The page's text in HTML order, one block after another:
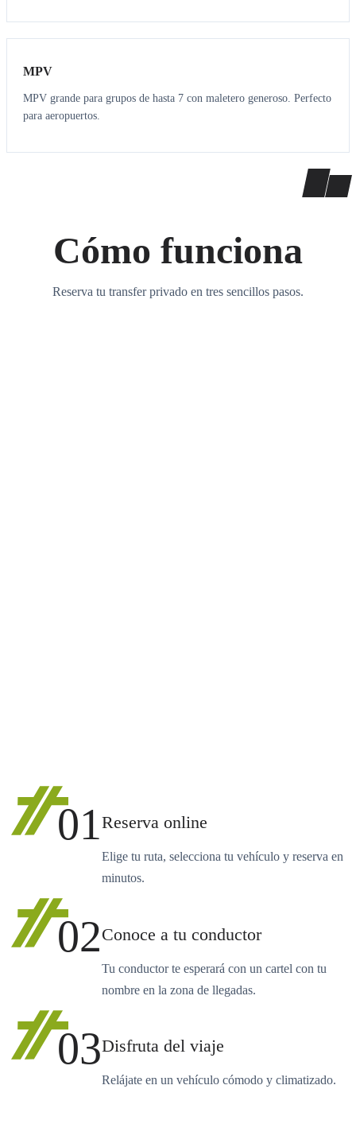
7 7
MPV
MPV grande para grupos de hasta 7 con maletero generoso. Perfecto
para aeropuertos.
Cómo funciona
Reserva tu transfer privado en tres sencillos pasos.
01Reserva online
Elige tu ruta, selecciona tu vehículo y reserva en
minutos.
02Conoce a tu conductor
Tu conductor te esperará con un cartel con tu
nombre en la zona de llegadas.
03Disfruta del viaje
Relájate en un vehículo cómodo y climatizado.